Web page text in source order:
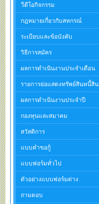
วีดีโอกิจกรรม
กฎหมายเกี่ยวกับสหกรณ์
ระเบียบและข้อบังคับ
วิธีการสมัคร
ผลการดำเนินงานประจำเดือน
รายการย่อแสดงทรัพย์สินหนี้สิน
ผลการดำเนินงานประจำปี
กองทุนและสมาคม
สวัสดิการ
แบบคำขอกู้
แบบฟอร์มทั่วไป
ตัวอย่างแบบฟอร์มต่าง
ถามตอบ